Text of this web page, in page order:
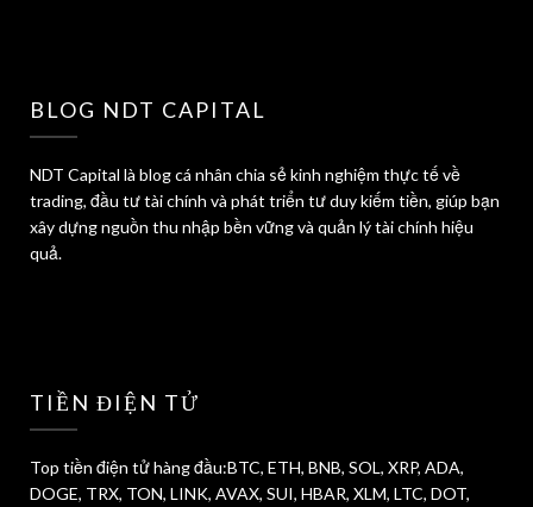
BLOG NDT CAPITAL
NDT Capital là blog cá nhân chia sẻ kinh nghiệm thực tế về
trading, đầu tư tài chính và phát triển tư duy kiếm tiền, giúp bạn
xây dựng nguồn thu nhập bền vững và quản lý tài chính hiệu
quả.
TIỀN ĐIỆN TỬ
Top tiền điện tử hàng đầu:BTC, ETH, BNB, SOL, XRP, ADA,
DOGE, TRX, TON, LINK, AVAX, SUI, HBAR, XLM, LTC, DOT,